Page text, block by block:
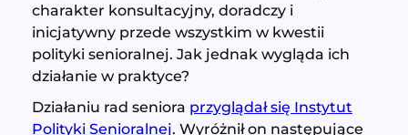
charakter konsultacyjny, doradczy i
inicjatywny przede wszystkim w kwestii
polityki senioralnej. Jak jednak wygląda ich
działanie w praktyce?
Działaniu rad seniora przyglądał się Instytut
Polityki Senioralnej. Wyróżnił on następujące